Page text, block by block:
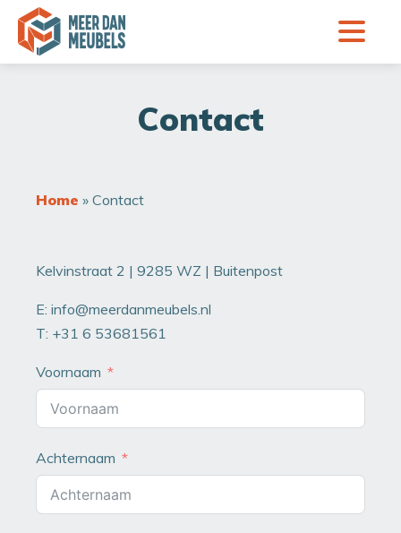
Contact
Home » Contact
Kelvinstraat 2 | 9285 WZ | Buitenpost
E: info@meerdanmeubels.nl
T: +31 6 53681561
Voornaam
Achternaam